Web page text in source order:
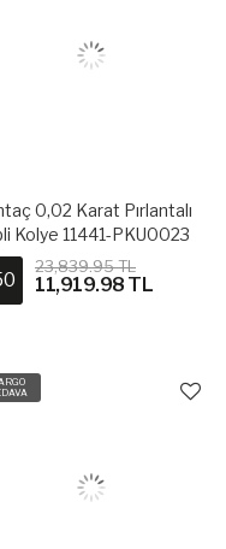
0,02 Karat Pırlantalı
Kolye 11441-PKU0023
23,839.95 TL
11,919.98 TL